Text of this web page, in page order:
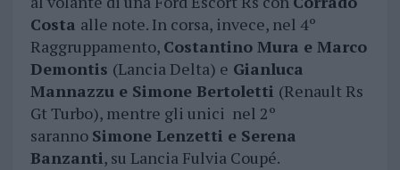
Costa alle note. In corsa, invece, nel 4º
Raggruppamento, Costantino Mura e Marco
Demontis (Lancia Delta) e Gianluca
Mannazzu e Simone Bertoletti (Renault Rs
Gt Turbo), mentre gli unici nel 2º
saranno Simone Lenzetti e Serena
Banzanti, su Lancia Fulvia Coupé.